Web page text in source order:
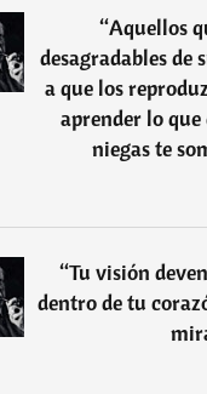
“Aquellos
desagradables de
a que los
aprender lo que
niegas te
“Tu visión
dentro de tu